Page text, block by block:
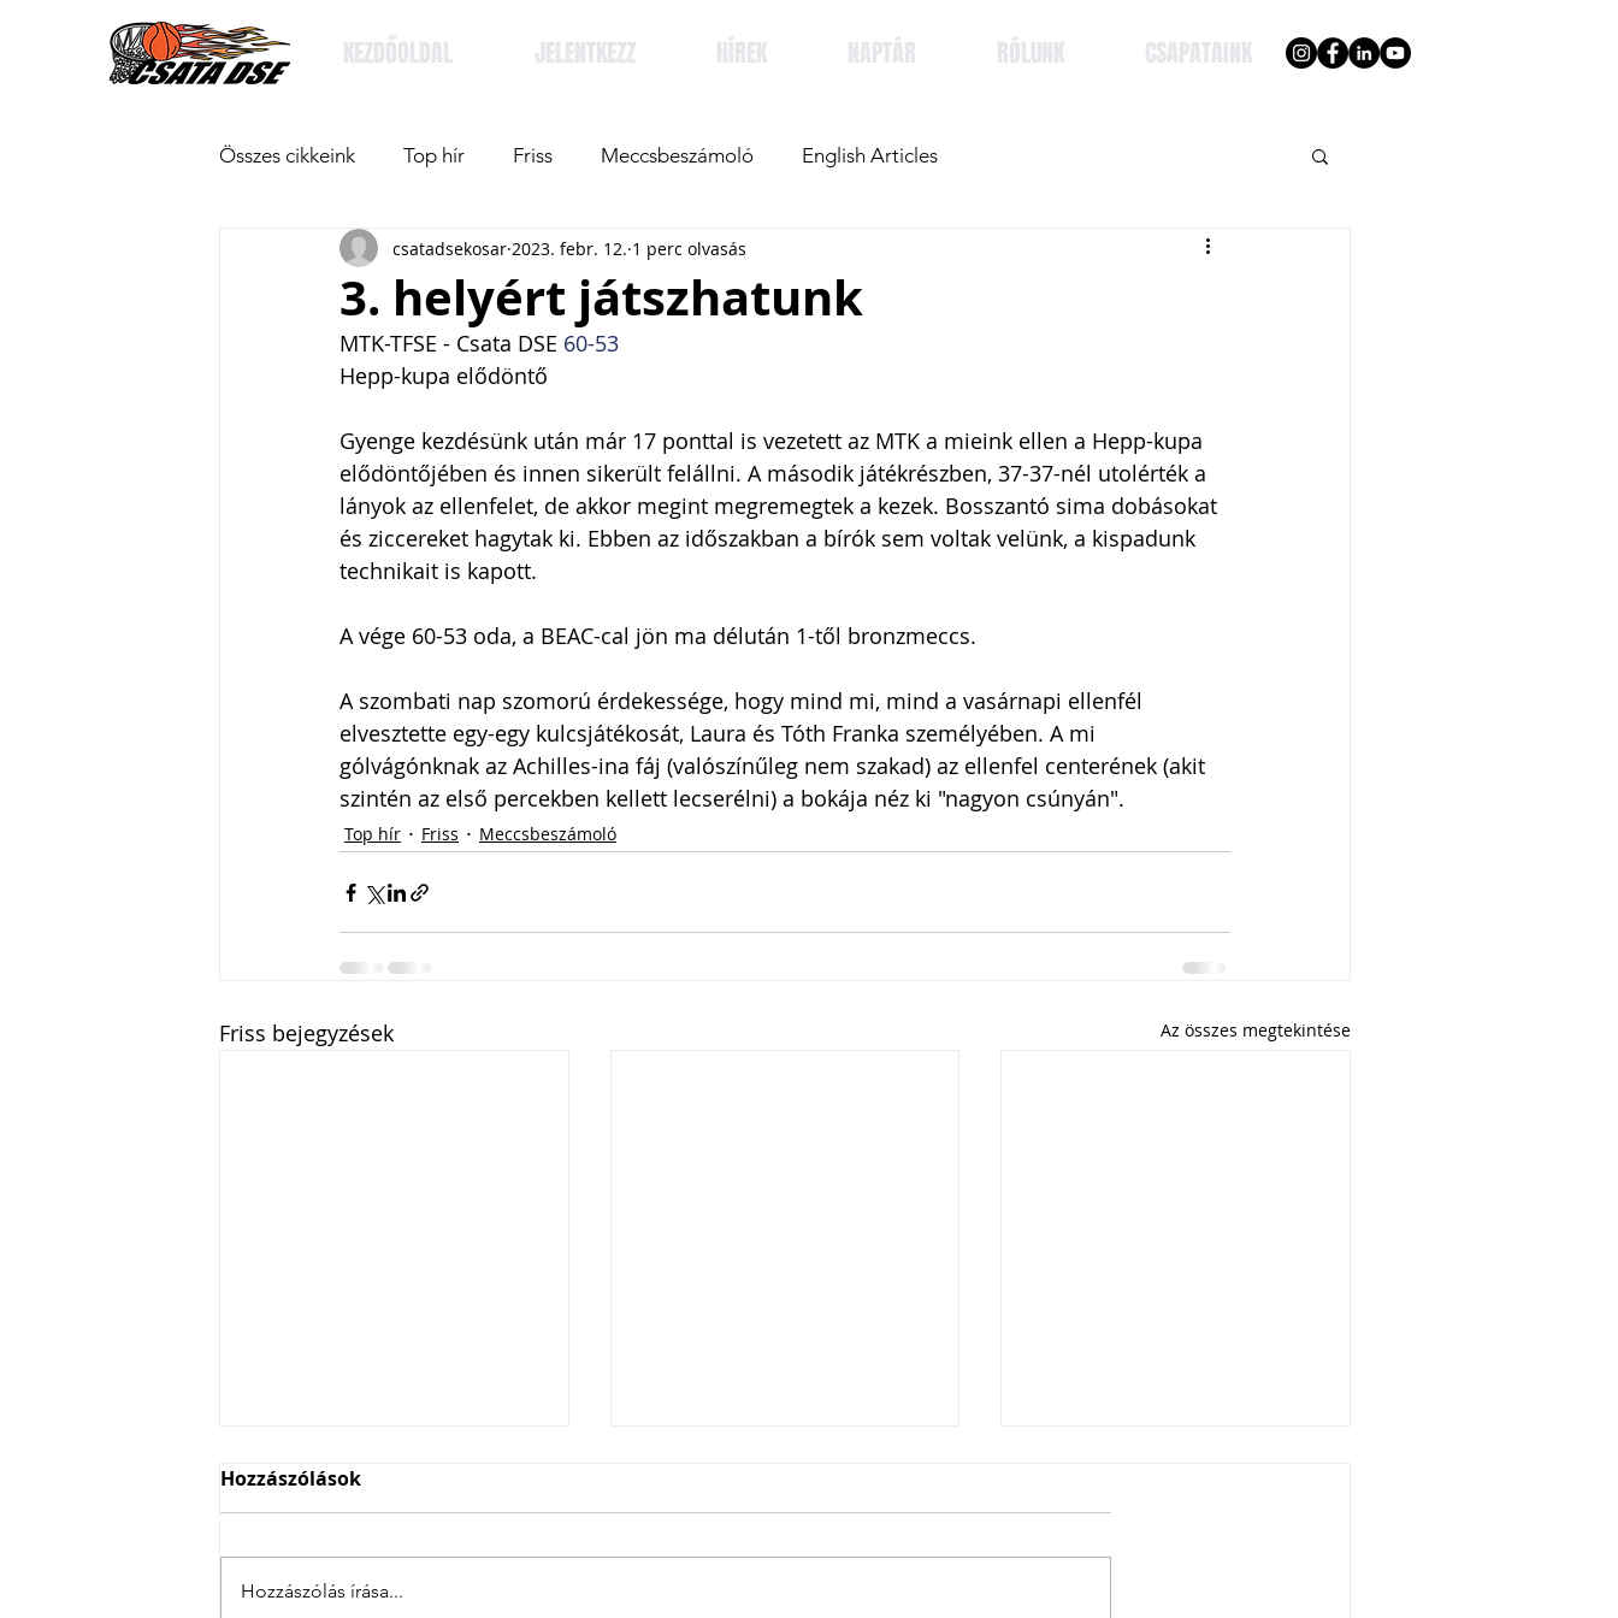
KEZDŐOLDAL JELENTKEZZ HÍREK NAPTÁR RÓLUNK CSAPATAINK
Összes cikkeink Top hír Friss Meccsbeszámoló English Articles
3. helyért játszhatunk
csatadsekosar 2023. febr. 12. 1 perc olvasás
MTK-TFSE - Csata DSE 60-53
Hepp-kupa elődöntő
Gyenge kezdésünk után már 17 ponttal is vezetett az MTK a mieink ellen a Hepp-kupa
elődöntőjében és innen sikerült felállni. A második játékrészben, 37-37-nél utolérték a
lányok az ellenfelet, de akkor megint megremegtek a kezek. Bosszantó sima dobásokat
és ziccereket hagytak ki. Ebben az időszakban a bírók sem voltak velünk, a kispadunk
technikait is kapott.
A vége 60-53 oda, a BEAC-cal jön ma délután 1-től bronzmeccs.
A szombati nap szomorú érdekessége, hogy mind mi, mind a vasárnapi ellenfél
elvesztette egy-egy kulcsjátékosát, Laura és Tóth Franka személyében. A mi
gólvágónknak az Achilles-ina fáj (valószínűleg nem szakad) az ellenfel centerének (akit
szintén az első percekben kellett lecserélni) a bokája néz ki "nagyon csúnyán".
Top hír Friss Meccsbeszámoló
Friss bejegyzések Az összes megtekintése
Hozzászólások
Hozzászólás írása...